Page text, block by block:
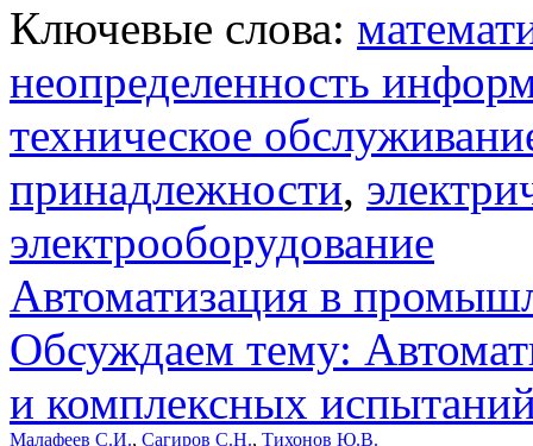
Ключевые слова:
неопределенность
техническое
принадлежности,
электрооборудование
Автоматизация в
Обсуждаем тему:
и комплексных
Малафеев С.И., Сагиров С.Н., Тихонов Ю.В.